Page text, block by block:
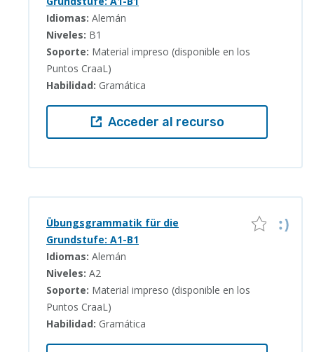
Idiomas: Alemán
Niveles: B1
Soporte: Material impreso (disponible en los
Puntos CraaL)
Habilidad: Gramática
Acceder al recurso
Übungsgrammatik für die
Grundstufe: A1-B1
Idiomas: Alemán
Niveles: A2
Soporte: Material impreso (disponible en los
Puntos CraaL)
Habilidad: Gramática